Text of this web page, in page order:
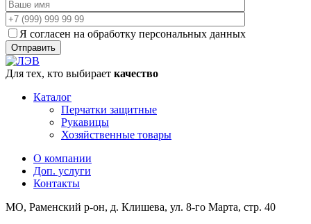
Я согласен на обработку персональных данных
Для тех, кто выбирает качество
Каталог
Перчатки защитные
Рукавицы
Хозяйственные товары
О компании
Доп. услуги
Контакты
МО, Раменский р-он, д. Клишева, ул. 8-го Марта, стр. 40